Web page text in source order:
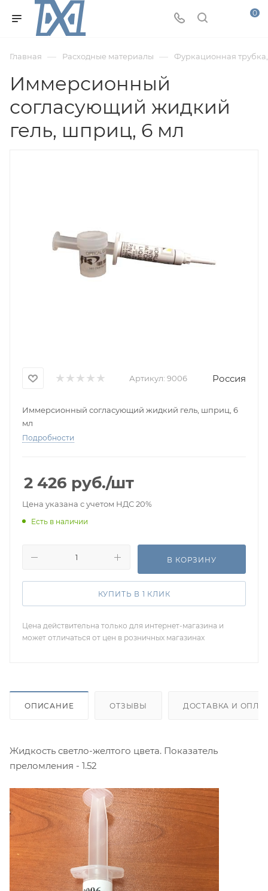
0
Главная — Расходные материалы — Фуркационная
Иммерсионный
согласующий жидкий
гель, шприц, 6 мл
Артикул: 9006 Россия
Иммерсионный согласующий жидкий гель, шприц, 6
мл
Подробности
2 426 руб./шт
Цена указана с учетом НДС 20%
Есть в наличии
В КОРЗИНУ
КУПИТЬ В 1 КЛИК
Цена действительна только для интернет-магазина и
может отличаться от цен в розничных магазинах
ОПИСАНИЕ ОТЗЫВЫ ДОСТАВКА И
Жидкость светло-желтого цвета. Показатель
преломления - 1.52